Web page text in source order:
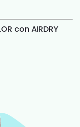
con AIRDRY